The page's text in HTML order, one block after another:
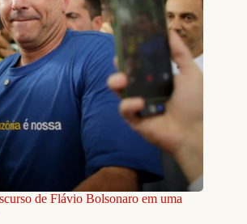
de Flávio Bolsonaro em uma